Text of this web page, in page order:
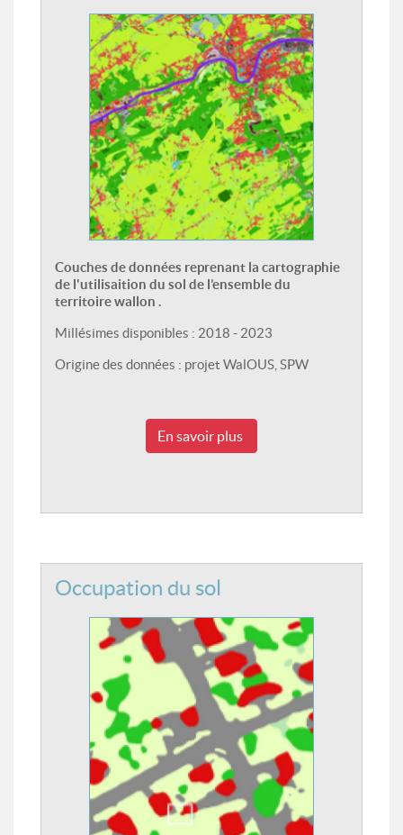
Couches de données reprenant la cartographie
de l'utilisaition du sol de l’ensemble du
territoire wallon .
Millésimes disponibles : 2018 - 2023
Origine des données : projet WalOUS, SPW
En savoir plus
Occupation du sol